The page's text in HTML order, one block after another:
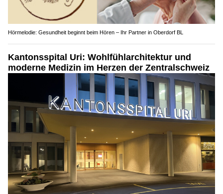
Hörmelodie: Gesundheit beginnt beim Hören – Ihr Partner in Oberdorf BL
Kantonsspital Uri: Wohlfühlarchitektur und
moderne Medizin im Herzen der Zentralschweiz